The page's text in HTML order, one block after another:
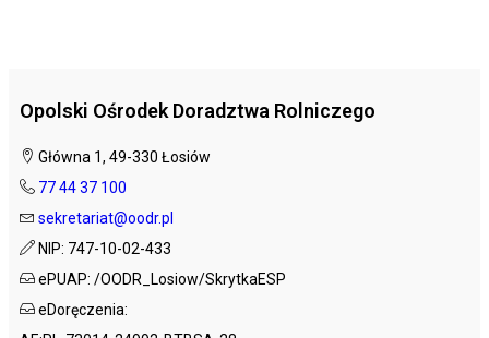
Opolski Ośrodek Doradztwa Rolniczego
Główna 1, 49-330 Łosiów
77 44 37 100
sekretariat@oodr.pl
NIP: 747-10-02-433
ePUAP: /OODR_Losiow/SkrytkaESP
eDoręczenia: